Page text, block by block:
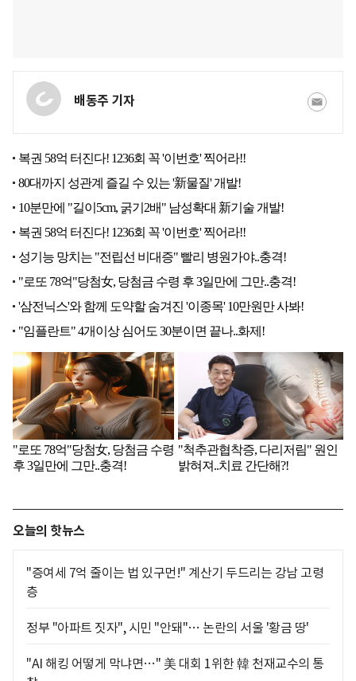
배동주 기자
오늘의 핫뉴스
"증여세 7억 줄이는 법 있구먼!" 계산기 두드리는 강남 고령
층
정부 "아파트 짓자", 시민 "안돼"… 논란의 서울 '황금 땅'
"AI 해킹 어떻게 막냐면…" 美 대회 1위한 韓 천재교수의 통